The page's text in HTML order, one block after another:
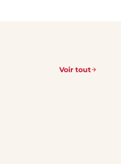
Voir tout